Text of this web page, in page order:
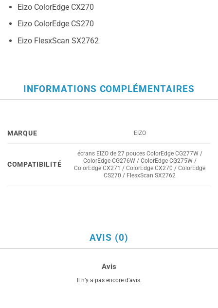
Eizo ColorEdge CX270
Eizo ColorEdge CS270
Eizo FlesxScan SX2762
INFORMATIONS COMPLÉMENTAIRES
MARQUE EIZO
COMPATIBILITÉ
écrans EIZO de 27 pouces ColorEdge CG277W /
ColorEdge CG276W / ColorEdge CG275W /
ColorEdge CX271 / ColorEdge CX270 / ColorEdge
CS270 / FlesxScan SX2762
AVIS (0)
Avis
Il n’y a pas encore d’avis.